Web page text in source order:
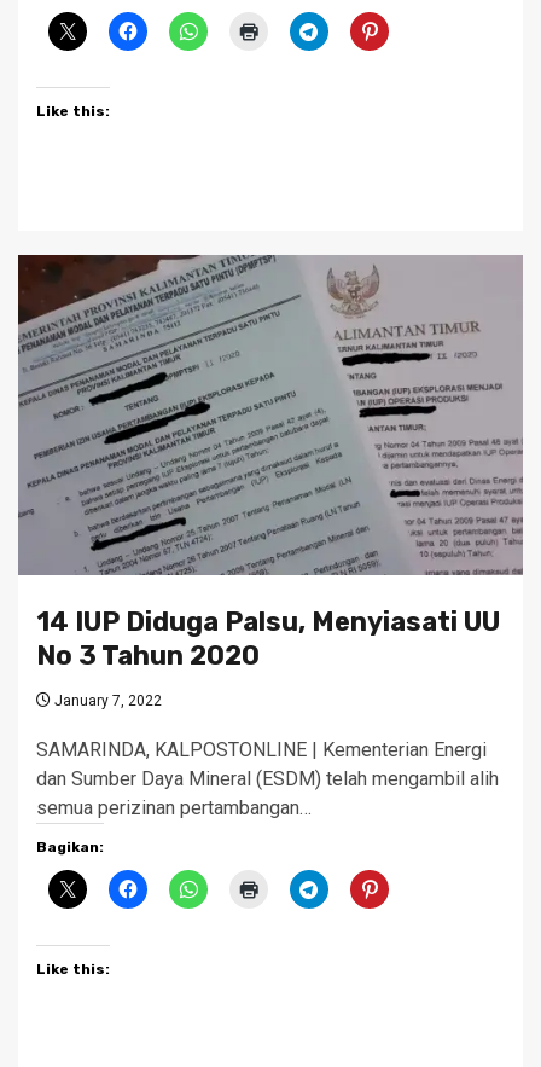
Like this:
14 IUP Diduga Palsu, Menyiasati UU
No 3 Tahun 2020
January 7, 2022
SAMARINDA, KALPOSTONLINE | Kementerian Energi
dan Sumber Daya Mineral (ESDM) telah mengambil alih
semua perizinan pertambangan…
Bagikan:
Like this: